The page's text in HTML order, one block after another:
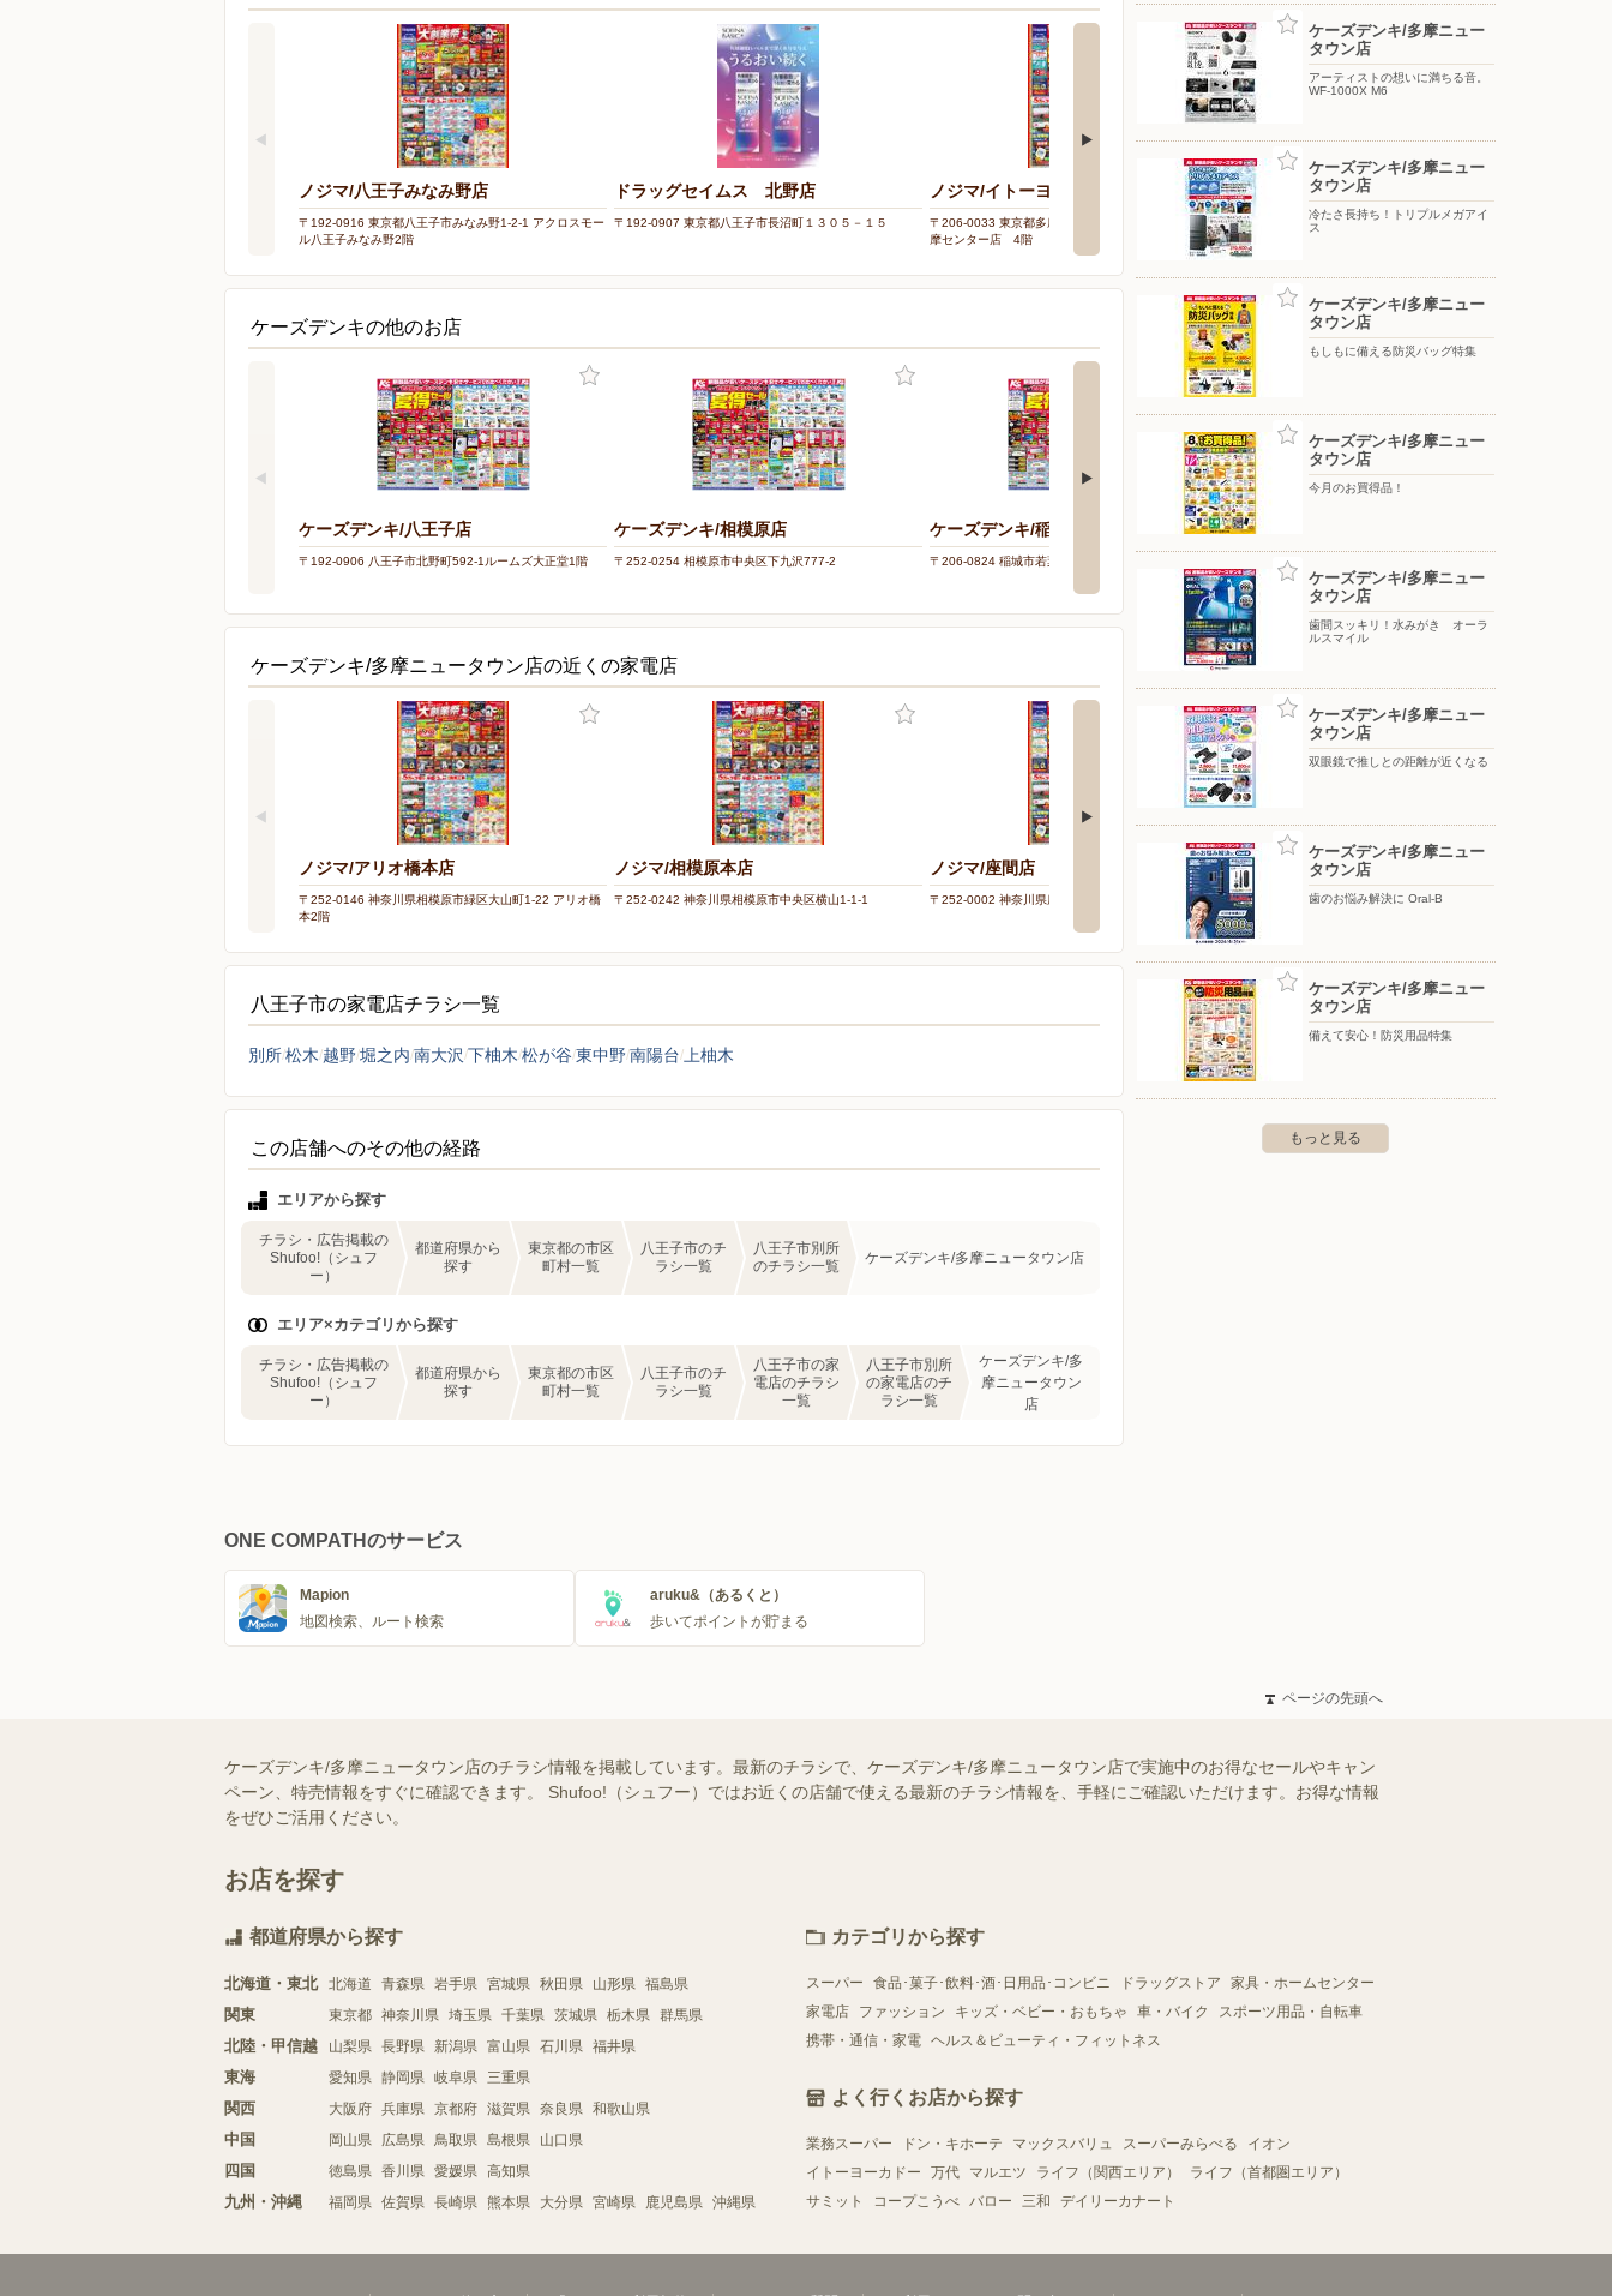
ノジマ/八王子みなみ野店
〒192-0916 東京都八王子市みなみ野1-2-1 アクロスモー
ル八王子みなみ野2階
ドラッグセイムス 北野店
〒192-0907 東京都八王子市長沼町１３０５－１５
ノジマ/イトーヨーカドー多摩センター店
〒206-0033 東京都多摩市落合1-44 イトーヨーカドー多
摩センター店 4階
ケーズデンキ/八王子店
〒192-0906 東京都八王子市北野町592-1 ルームズ大正
堂1階
ケーズデンキの他のお店
ケーズデンキ/八王子店
〒192-0906 八王子市北野町592-1ルームズ大正堂1階
ケーズデンキ/相模原店
〒252-0254 相模原市中央区下九沢777-2
ケーズデンキ/稲城若葉台店
〒206-0824 稲城市若葉台2-10-2
ケーズデンキ/府中本店
〒183-0044 府中市日鋼町1-4
ケーズデンキ/多摩ニュータウン店の近くの家電店
ノジマ/アリオ橋本店
〒252-0146 神奈川県相模原市緑区大山町1-22 アリオ橋
本2階
ノジマ/相模原本店
〒252-0242 神奈川県相模原市中央区横山1-1-1
ノジマ/座間店
〒252-0002 神奈川県座間市小松原1-43-23
ノジマ/忠生店
〒194-0037 東京都町田市木曽西2-17-21
八王子市の家電店チラシ一覧
別所松木 越野堀之内 南大沢 下柚木 松が谷 東中野南陽台 上柚木
この店舗へのその他の経路
エリアから探す
チラシ・広告掲載の
Shufoo!（シュフ
ー）
都道府県から
探す
東京都の市区
町村一覧
八王子市のチ
ラシ一覧
八王子市別所
のチラシ一覧
ケーズデンキ/多摩ニュータウン店
エリア×カテゴリから探す
チラシ・広告掲載の
Shufoo!（シュフ
ー）
都道府県から
探す
東京都の市区
町村一覧
八王子市のチ
ラシ一覧
八王子市の家
電店のチラシ
一覧
八王子市別所
の家電店のチ
ラシ一覧
ケーズデンキ/多
摩ニュータウン
店
ケーズデンキ/多摩ニュー
タウン店
アーティストの想いに満ちる音。
WF-1000X M6
ケーズデンキ/多摩ニュー
タウン店
冷たさ長持ち！トリプルメガアイ
ス
ケーズデンキ/多摩ニュー
タウン店
もしもに備える防災バッグ特集
ケーズデンキ/多摩ニュー
タウン店
今月のお買得品！
ケーズデンキ/多摩ニュー
タウン店
歯間スッキリ！水みがき オーラ
ルスマイル
ケーズデンキ/多摩ニュー
タウン店
双眼鏡で推しとの距離が近くなる
ケーズデンキ/多摩ニュー
タウン店
歯のお悩み解決に Oral-B
ケーズデンキ/多摩ニュー
タウン店
備えて安心！防災用品特集
もっと見る
ONE COMPATHのサービス
Mapion
地図検索、ルート検索
aruku&（あるくと）
歩いてポイントが貯まる
ページの先頭へ
ケーズデンキ/多摩ニュータウン店のチラシ情報を掲載しています。最新のチラシで、ケーズデンキ/多摩ニュータウン店で実施中のお得なセールやキャン
ペーン、特売情報をすぐに確認できます。 Shufoo!（シュフー）ではお近くの店舗で使える最新のチラシ情報を、手軽にご確認いただけます。お得な情報
をぜひご活用ください。
お店を探す
都道府県から探す
北海道・東北 北海道 青森県 岩手県 宮城県 秋田県 山形県 福島県
関東 東京都 神奈川県 埼玉県 千葉県 茨城県 栃木県 群馬県
北陸・甲信越 山梨県 長野県 新潟県 富山県 石川県 福井県
東海 愛知県 静岡県 岐阜県 三重県
関西 大阪府 兵庫県 京都府 滋賀県 奈良県 和歌山県
中国 岡山県 広島県 鳥取県 島根県 山口県
四国 徳島県 香川県 愛媛県 高知県
九州・沖縄 福岡県 佐賀県 長崎県 熊本県 大分県 宮崎県 鹿児島県 沖縄県
カテゴリから探す
スーパー 食品･菓子･飲料･酒･日用品･コンビニ ドラッグストア
家具・ホームセンター
家電店
ファッション キッズ・ベビー・おもちゃ 車・バイク
スポーツ用品・自転車
携帯・通信・家電 ヘルス＆ビューティ・フィットネス
よく行くお店から探す
業務スーパー ドン・キホーテ マックスバリュ スーパーみらべる
イオン
イトーヨーカドー
万代 マルエツ ライフ（関西エリア）
ライフ（首都圏エリア）
サミット
コープこうべ バロー 三和 デイリーカナート